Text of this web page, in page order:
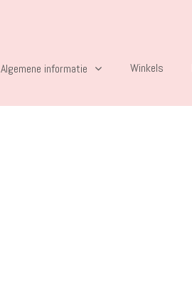
Algemene informatie Winkels